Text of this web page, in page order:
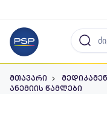
მთავარი
ანემიის წამლები